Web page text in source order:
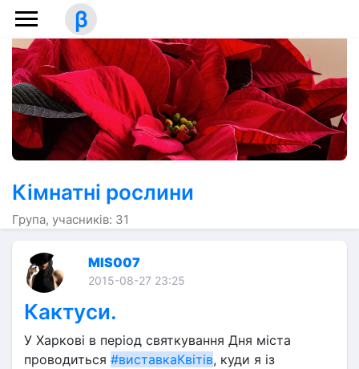
β
Кімнатні рослини
Група, учасників: 31
MIS007
2015-08-27 23:25
Кактуси.
У Харкові в період святкування Дня міста
проводиться #виставкаКвітів, куди я із